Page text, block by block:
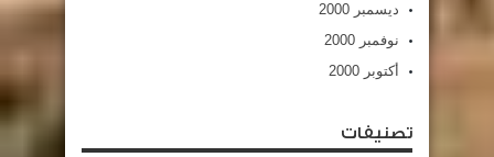
ديسمبر 2000
نوفمبر 2000
أكتوبر 2000
تصنيفات